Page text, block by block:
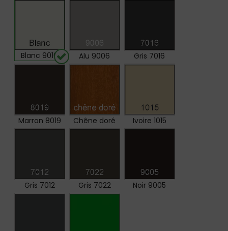
Blanc 9016 Alu 9006 Gris 7016
Marron 8019 Chêne doré Ivoire 1015
Gris 7012 Gris 7022 Noir 9005